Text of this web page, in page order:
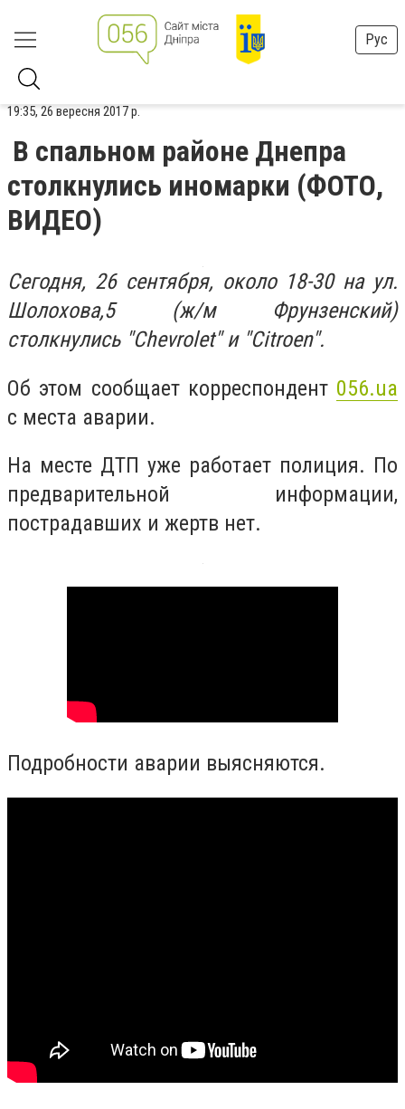
Рус
19:35, 26 вересня 2017 р.
В спальном районе Днепра
столкнулись иномарки (ФОТО,
ВИДЕО)
Сегодня, 26 сентября, около 18-30 на ул.
Шолохова,5 (ж/м Фрунзенский)
столкнулись "Chevrolet" и "Citroen".
Об этом сообщает корреспондент 056.ua
с места аварии.
На месте ДТП уже работает полиция. По
предварительной информации,
пострадавших и жертв нет.
Подробности аварии выясняются.